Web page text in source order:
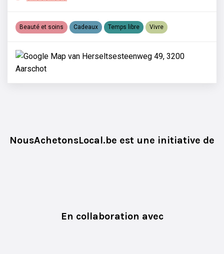
Beauté et soins Cadeaux Temps libre Vivre
NousAchetonsLocal.be est une initiative de
En collaboration avec